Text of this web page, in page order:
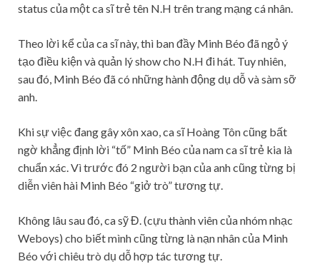
status của một ca sĩ trẻ tên N.H trên trang mạng cá nhân.
Theo lời kể của ca sĩ này, thì ban đầy Minh Béo đã ngỏ ý
tạo điều kiện và quản lý show cho N.H đi hát. Tuy nhiên,
sau đó, Minh Béo đã có những hành động dụ dỗ và sàm sỡ
anh.
Khi sự việc đang gây xôn xao, ca sĩ Hoàng Tôn cũng bất
ngờ khẳng định lời “tố” Minh Béo của nam ca sĩ trẻ kia là
chuẩn xác. Vì trước đó 2 người bạn của anh cũng từng bị
diễn viên hài Minh Béo “giở trò” tương tự.
Không lâu sau đó, ca sỹ Đ. (cựu thành viên của nhóm nhạc
Weboys) cho biết mình cũng từng là nạn nhân của Minh
Béo với chiêu trò dụ dỗ hợp tác tương tự.